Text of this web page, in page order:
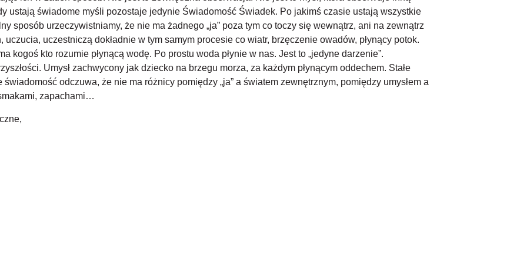
ustają świadome myśli pozostaje jedynie Świadomość Świadek. Po jakimś czasie ustają wszystkie
sposób urzeczywistniamy, że nie ma żadnego „ja” poza tym co toczy się wewnątrz, ani na zewnątrz
uczestniczą dokładnie w tym samym procesie co wiatr, brzęczenie owadów, płynący potok.
kogoś kto rozumie płynącą wodę. Po prostu woda płynie w nas. Jest to „jedyne darzenie”.
Umysł zachwycony jak dziecko na brzegu morza, za każdym płynącym oddechem. Stałe
odczuwa, że nie ma różnicy pomiędzy „ja” a światem zewnętrznym, pomiędzy umysłem a
zapachami…